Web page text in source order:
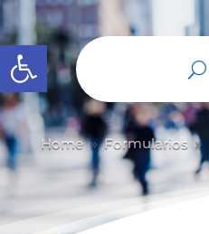
Abrir barra de herramientas
Home 9 Formularios 9